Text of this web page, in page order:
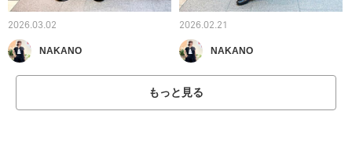
2026.03.02
NAKANO
2026.02.21
NAKANO
もっと見る